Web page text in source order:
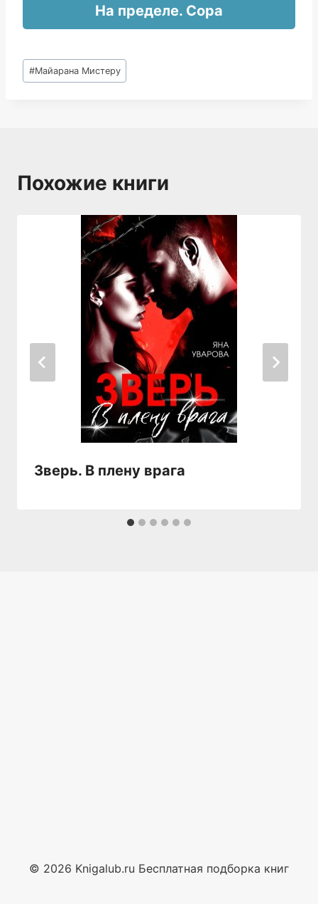
На пределе. Сора
Метки
записи:
#Майарана Мистеру
Похожие книги
Зверь. В плену врага
© 2026 Knigalub.ru Бесплатная подборка книг